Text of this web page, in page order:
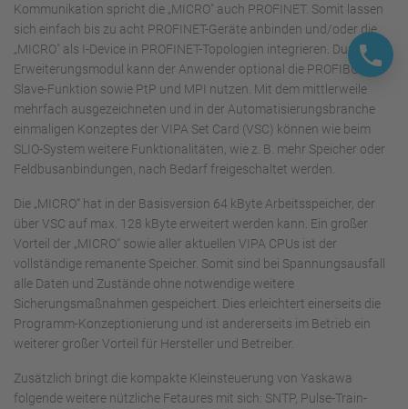
Kommunikation spricht die „MICRO" auch PROFINET. Somit lassen
sich einfach bis zu acht PROFINET-Geräte anbinden und/oder die
„MICRO" als I-Device in PROFINET-Topologien integrieren. Durch ein
Erweiterungsmodul kann der Anwender optional die PROFIBUS-
Slave-Funktion sowie PtP und MPI nutzen. Mit dem mittlerweile
mehrfach ausgezeichneten und in der Automatisierungsbranche
einmaligen Konzeptes der VIPA Set Card (VSC) können wie beim
SLIO-System weitere Funktionalitäten, wie z. B. mehr Speicher oder
Feldbusanbindungen, nach Bedarf freigeschaltet werden.
Die „MICRO“ hat in der Basisversion 64 kByte Arbeitsspeicher, der
über VSC auf max. 128 kByte erweitert werden kann. Ein großer
Vorteil der „MICRO“ sowie aller aktuellen VIPA CPUs ist der
vollständige remanente Speicher. Somit sind bei Spannungsausfall
alle Daten und Zustände ohne notwendige weitere
Sicherungsmaßnahmen gespeichert. Dies erleichtert einerseits die
Programm-Konzeptionierung und ist andererseits im Betrieb ein
weiterer großer Vorteil für Hersteller und Betreiber.
Zusätzlich bringt die kompakte Kleinsteuerung von Yaskawa
folgende weitere nützliche Fetaures mit sich: SNTP, Pulse-Train-